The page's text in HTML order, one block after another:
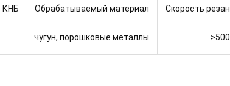
КНБ Обрабатываемый материал Скорость
чугун, порошковые металлы >500